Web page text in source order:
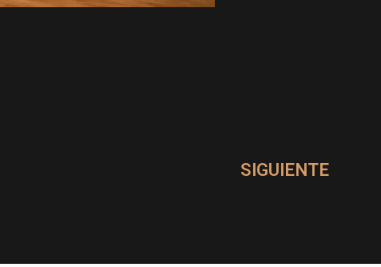
SIGUIENTE